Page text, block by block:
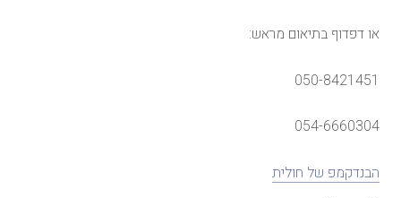
או דפדוף בתיאום מראש:
050-8421451
054-6660304
הבנדקמפ של חולית